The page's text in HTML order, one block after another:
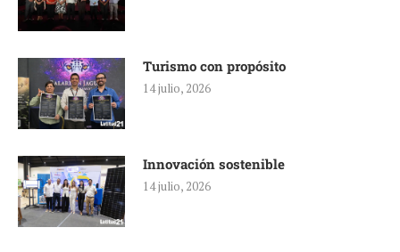
Turismo con propósito
14 julio, 2026
Innovación sostenible
14 julio, 2026